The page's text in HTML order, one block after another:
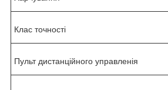
Клас точності
Пульт дистанційного управленія